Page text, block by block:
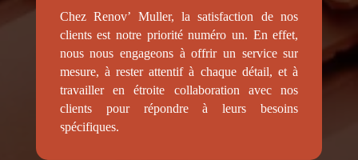
Chez Renov’ Muller, la satisfaction de nos
clients est notre priorité numéro un. En effet,
nous nous engageons à offrir un service sur
mesure, à rester attentif à chaque détail, et à
travailler en étroite collaboration avec nos
clients pour répondre à leurs besoins
spécifiques.